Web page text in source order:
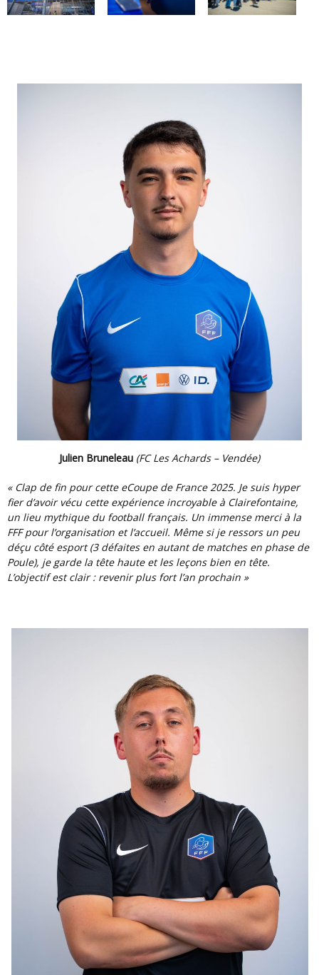
Julien Bruneleau (FC Les Achards – Vendée)
« Clap de fin pour cette eCoupe de France 2025. Je suis hyper
fier d’avoir vécu cette expérience incroyable à Clairefontaine,
un lieu mythique du football français. Un immense merci à la
FFF pour l’organisation et l’accueil. Même si je ressors un peu
déçu côté esport (3 défaites en autant de matches en phase de
Poule), je garde la tête haute et les leçons bien en tête.
L’objectif est clair : revenir plus fort l’an prochain »